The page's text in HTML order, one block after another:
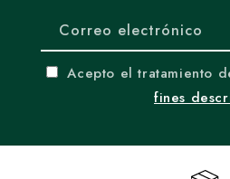
Correo electrónico
Acepto el tratamiento
fines